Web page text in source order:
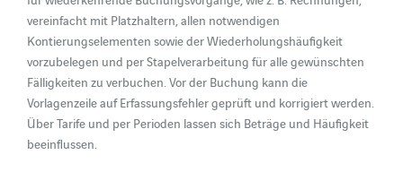
vereinfacht mit Platzhaltern, allen notwendigen
Kontierungselementen sowie der Wiederholungshäufigkeit
vorzubelegen und per Stapelverarbeitung für alle gewünschten
Fälligkeiten zu verbuchen. Vor der Buchung kann die
Vorlagenzeile auf Erfassungsfehler geprüft und korrigiert werden.
Über Tarife und per Perioden lassen sich Beträge und Häufigkeit
beeinflussen.